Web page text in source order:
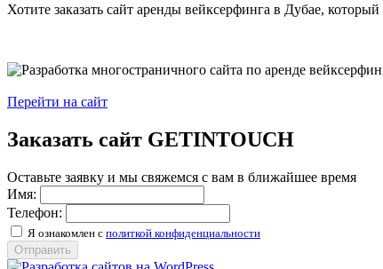
Хотите заказать сайт аренды вейксерфинга в Дубае,
Перейти на сайт
Заказать сайт GETINTOUCH
Оставьте заявку и мы свяжемся с вам в ближайшее время
Имя:
Телефон:
Я ознакомлен с политкой конфиденциальности
Отправить